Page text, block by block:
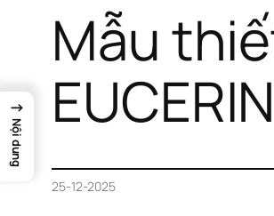
Mẫu
EUCERIN
25-12-2025
→
Nội dung